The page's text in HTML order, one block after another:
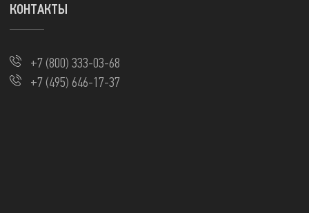
КОНТАКТЫ
+7 (800) 333-03-68
+7 (495) 646-17-37